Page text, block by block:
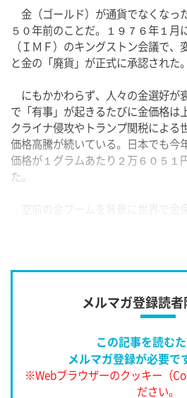
金（ゴールド）が通貨でなくなっ
５０年前のことだ。１９７６年１月
（ＩＭＦ）のキングストン会議で、
と金の「廃貨」が正式に承認された。
にもかかわらず、人々の金選好が
で「有事」が起きるたびに金価格は
クライナ侵攻やトランプ関税による
価格高騰が続いている。日本でも今
価格が１グラムあたり２万６０５１
た。
財務省の貿易統計によると、２０
要産金国の年間メルマガ登録読
この記事を読む
メルマガ登録が必要で
※Webブラウザーのクッキー（
ださい。